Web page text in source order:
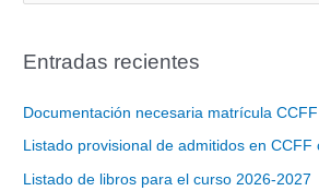
c
Entradas recientes
Documentación necesaria matrícula
Listado provisional de admitidos en CCFF
Listado de libros para el curso 2026-2027